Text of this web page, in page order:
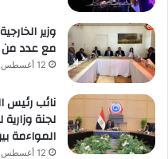
وزير
مع عدد من
12 أغسطس، 2024
نائب رئيس
لجنة
المواءمة
12 أغسطس، 2024